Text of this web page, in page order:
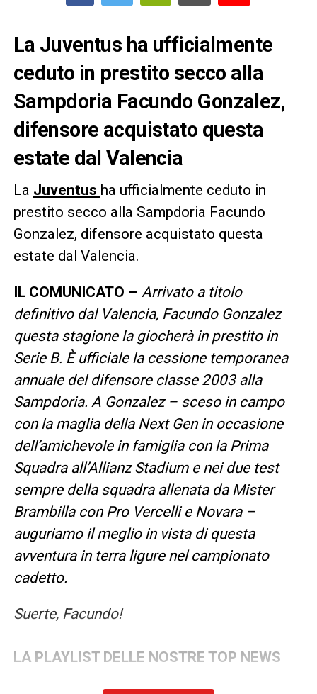
La Juventus ha ufficialmente
ceduto in prestito secco alla
Sampdoria Facundo Gonzalez,
difensore acquistato questa
estate dal Valencia
La Juventus ha ufficialmente ceduto in
prestito secco alla Sampdoria Facundo
Gonzalez, difensore acquistato questa
estate dal Valencia.
IL COMUNICATO – Arrivato a titolo
definitivo dal Valencia, Facundo Gonzalez
questa stagione la giocherà in prestito in
Serie B. È ufficiale la cessione temporanea
annuale del difensore classe 2003 alla
Sampdoria. A Gonzalez – sceso in campo
con la maglia della Next Gen in occasione
dell’amichevole in famiglia con la Prima
Squadra all’Allianz Stadium e nei due test
sempre della squadra allenata da Mister
Brambilla con Pro Vercelli e Novara –
auguriamo il meglio in vista di questa
avventura in terra ligure nel campionato
cadetto.
Suerte, Facundo!
LA PLAYLIST DELLE NOSTRE TOP NEWS